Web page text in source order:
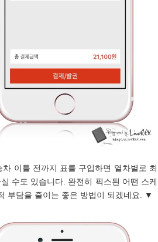
이틀 전까지 표를 구입하면 열차별로 최
수도 있습니다. 완전히 픽스된 어떤 스케
부담을 줄이는 좋은 방법이 되겠네요. ▼